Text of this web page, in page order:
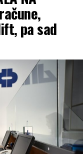
lokalne
nerad
ali i inertnost
da
građanima,
pa sad